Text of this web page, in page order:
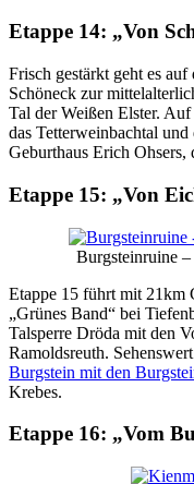
Etappe 14: „Von
Frisch gestärkt geht es
Schöneck zur
Tal der Weißen Elster.
das Tetterweinbachtal
Geburthaus Erich Ohsers,
Etappe 15: „Von
Burgsteinruine
Etappe 15 führt mit 21km
„Grünes Band“ bei
Talsperre Dröda mit den
Ramoldsreuth.
Burgstein mit den
Krebes.
Etappe 16: „Vom